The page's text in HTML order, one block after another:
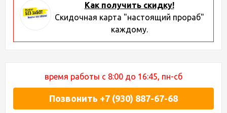
Как получить скидку!
Скидочная карта "настоящий прораб"
каждому.
время работы с 8:00 до 16:45, пн-сб
Позвонить +7 (930) 887-67-68